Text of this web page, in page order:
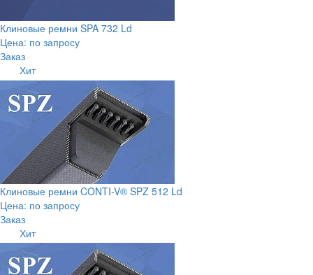
Клиновые ремни SPA 732 Ld
Цена: по запросу
Заказ
Хит
Клиновые ремни CONTI-V® SPZ 512 Ld
Цена: по запросу
Заказ
Хит